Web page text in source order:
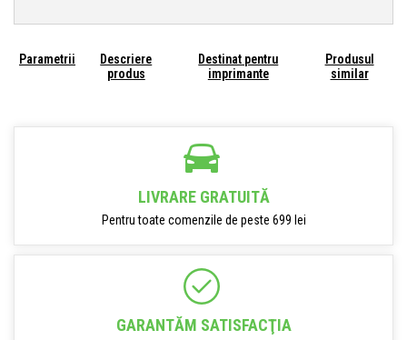
Parametrii
Descriere
produs
Destinat pentru
imprimante
Produsul
similar
LIVRARE GRATUITĂ
Pentru toate comenzile de peste 699 lei
GARANTĂM SATISFACŢIA